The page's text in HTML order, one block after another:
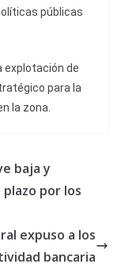
públicas
explotación de
para la
la zona.
baja y
por los
expuso a los
bancaria